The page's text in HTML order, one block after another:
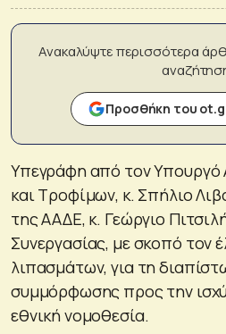
Ανακαλύψτε περισσότερα
Προσθήκη του
Υπεγράφη από τον Υπουργό
και Τροφίμων, κ. Σπήλιο
της ΑΑΔΕ, κ. Γεώργιο
Συνεργασίας, με σκοπό τον
λιπασμάτων, για τη
συμμόρφωσης προς την
εθνική νομοθεσία.